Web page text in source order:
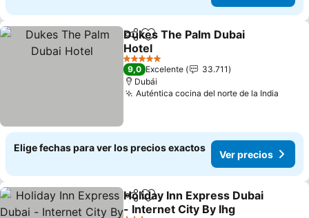
CompartirAgregar a favoritos
Dukes The Palm Dubai
Hotel
5 Estrellas
9,0 Excelente
33.711
Dubái
Auténtica cocina del norte de la India
Elige fechas para ver los precios exactos
Ver precios
CompartirAgregar a favoritos
Holiday Inn Express Dubai
- Internet City By Ihg